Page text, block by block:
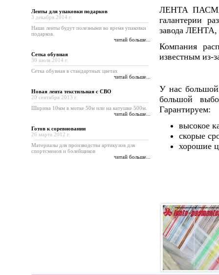
Ленты для упаковки подарков
3 декабря 2014 г.
Наши ленты будут полезными во время упаковки
подарков.
читай больше...
Сетка обувная
30 июля 2014 г.
Сетка обувная в стандартных цветах
читай больше...
Новая лента текстильная с СВО
20 сентября 2013 г.
Ширина 10мм в мотке 50м или на катушке 500м.
читай больше...
Готов к cоревновании
26 марта 2012 г.
Материалы для производства артикулов для
спортсменов и болейщиков
читай больше...
ЛЕНТА
галантерии
завода ЛЕНТА,
Компания
известным из-
У нас большой
большой
Гарантируем:
высокое
скорые
хорошие